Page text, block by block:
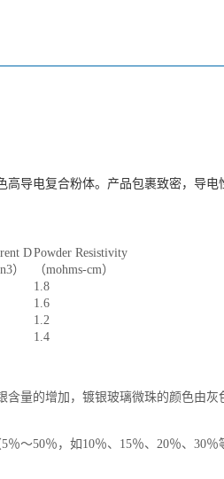
导电复合粉体。产品包裹致密，导
D
）
Powder Resistivity
（mohms-cm）
1.8
1.6
1.2
1.4
量的增加，镀银玻璃微珠的颜色由
～50％，如10％、15％、20％、30